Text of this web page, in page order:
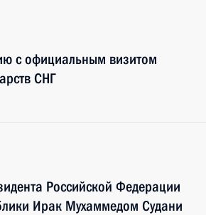
с официальным визитом
СНГ
Российской Федерации
Ирак Мухаммедом Судани